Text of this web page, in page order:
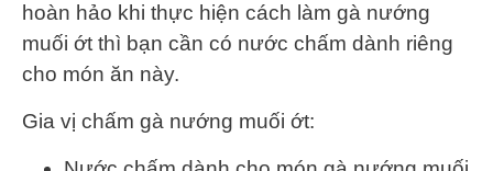
hoàn hảo khi thực hiện cách làm gà nướng
muối ớt thì bạn cần có nước chấm dành riêng
cho món ăn này.
Gia vị chấm gà nướng muối ớt: